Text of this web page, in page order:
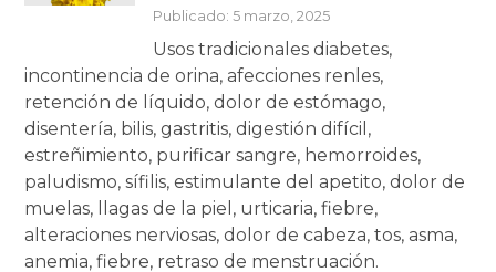
Publicado: 5 marzo, 2025
Usos tradicionales diabetes,
incontinencia de orina, afecciones renles,
retención de líquido, dolor de estómago,
disentería, bilis, gastritis, digestión difícil,
estreñimiento, purificar sangre, hemorroides,
paludismo, sífilis, estimulante del apetito, dolor de
muelas, llagas de la piel, urticaria, fiebre,
alteraciones nerviosas, dolor de cabeza, tos, asma,
anemia, fiebre, retraso de menstruación.